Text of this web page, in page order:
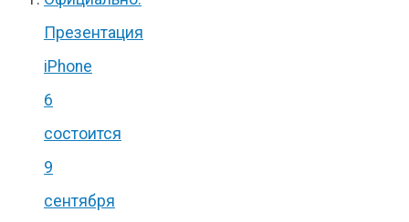
Презентация
iPhone
6
состоится
9
сентября